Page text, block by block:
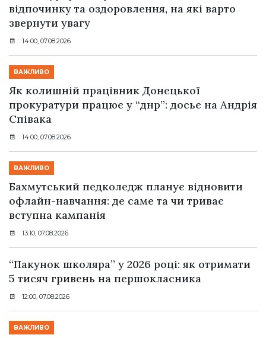
відпочинку та оздоровлення, на які варто
звернути увагу
14:00, 07.08.2026
ВАЖЛИВО
Як колишній працівник Донецької
прокуратури працює у “днр”: досьє на Андрія
Співака
14:00, 07.08.2026
ВАЖЛИВО
Бахмутський педколедж планує відновити
офлайн-навчання: де саме та чи триває
вступна кампанія
13:10, 07.08.2026
“Пакунок школяра” у 2026 році: як отримати
5 тисяч гривень на першокласника
12:00, 07.08.2026
ВАЖЛИВО